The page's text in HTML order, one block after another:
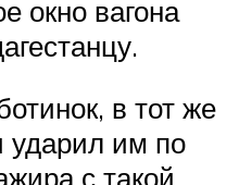
окно вагона
в тот же
ударил им по
с такой